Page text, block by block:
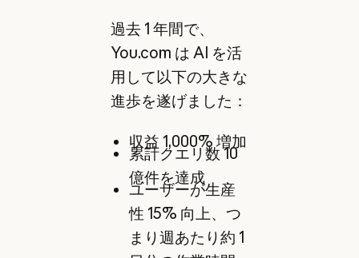
過去 1 年間で、
You.com は AI を活
用して以下の大きな
進歩を遂げました：
収益 1,000% 増加
累計クエリ数 10
億件を達成
ユーザーが生産
性 15% 向上、つ
まり週あたり約 1